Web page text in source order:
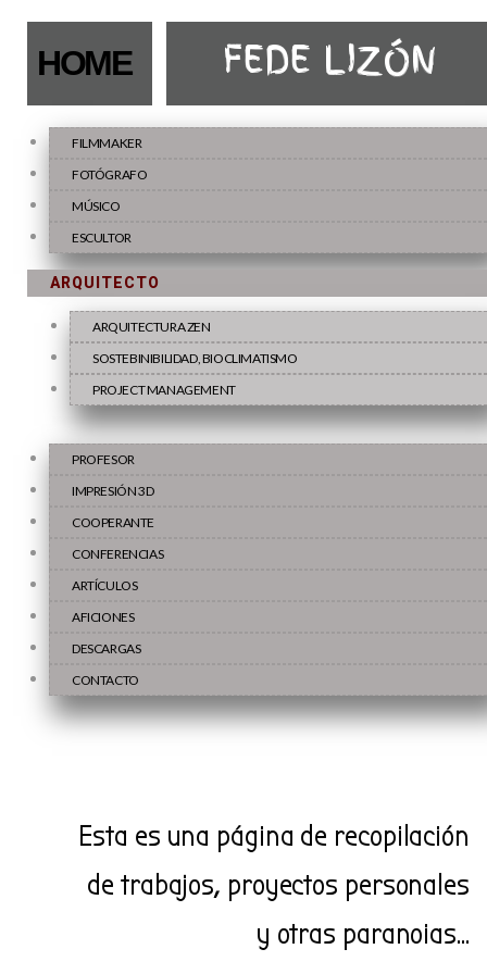
HOME FEDE LIZÓN
FILMMAKER
FOTÓGRAFO
MÚSICO
ESCULTOR
ARQUITECTO
ARQUITECTURA ZEN
SOSTEBINIBILIDAD, BIOCLIMATISMO
PROJECT MANAGEMENT
PROFESOR
IMPRESIÓN 3D
COOPERANTE
CONFERENCIAS
ARTÍCULOS
AFICIONES
DESCARGAS
CONTACTO
Esta es una página de recopilación
de trabajos, proyectos personales
y otras paranoias…